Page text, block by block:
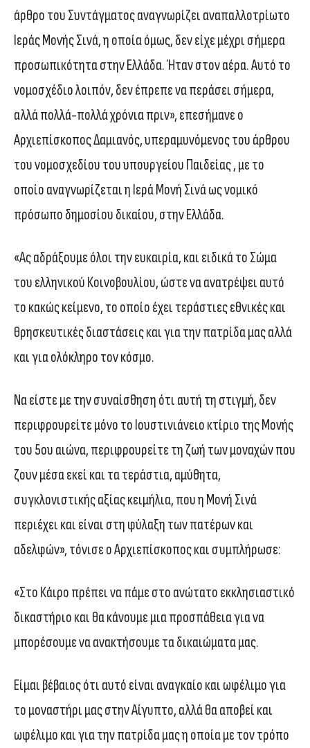
άρθρο του Συντάγματος αναγνωρίζει αναπαλλοτρίωτο
Ιεράς Μονής Σινά, η οποία όμως, δεν είχε μέχρι σήμερα
προσωπικότητα στην Ελλάδα. Ήταν στον αέρα. Αυτό το
νομοσχέδιο λοιπόν, δεν έπρεπε να περάσει σήμερα,
αλλά πολλά-πολλά χρόνια πριν», επεσήμανε ο
Αρχιεπίσκοπος Δαμιανός, υπεραμυνόμενος του άρθρου
του νομοσχεδίου του υπουργείου Παιδείας , με το
οποίο αναγνωρίζεται η Ιερά Μονή Σινά ως νομικό
πρόσωπο δημοσίου δικαίου, στην Ελλάδα.
«Ας αδράξουμε όλοι την ευκαιρία, και ειδικά το Σώμα
του ελληνικού Κοινοβουλίου, ώστε να ανατρέψει αυτό
το κακώς κείμενο, το οποίο έχει τεράστιες εθνικές και
θρησκευτικές διαστάσεις και για την πατρίδα μας αλλά
και για ολόκληρο τον κόσμο.
Να είστε με την συναίσθηση ότι αυτή τη στιγμή, δεν
περιφρουρείτε μόνο το Ιουστινιάνειο κτίριο της Μονής
του 5ου αιώνα, περιφρουρείτε τη ζωή των μοναχών που
ζουν μέσα εκεί και τα τεράστια, αμύθητα,
συγκλονιστικής αξίας κειμήλια, που η Μονή Σινά
περιέχει και είναι στη φύλαξη των πατέρων και
αδελφών», τόνισε ο Αρχιεπίσκοπος και συμπλήρωσε:
«Στο Κάιρο πρέπει να πάμε στο ανώτατο εκκλησιαστικό
δικαστήριο και θα κάνουμε μια προσπάθεια για να
μπορέσουμε να ανακτήσουμε τα δικαιώματα μας.
Είμαι βέβαιος ότι αυτό είναι αναγκαίο και ωφέλιμο για
το μοναστήρι μας στην Αίγυπτο, αλλά θα αποβεί και
ωφέλιμο και για την πατρίδα μας η οποία με τον τρόπο